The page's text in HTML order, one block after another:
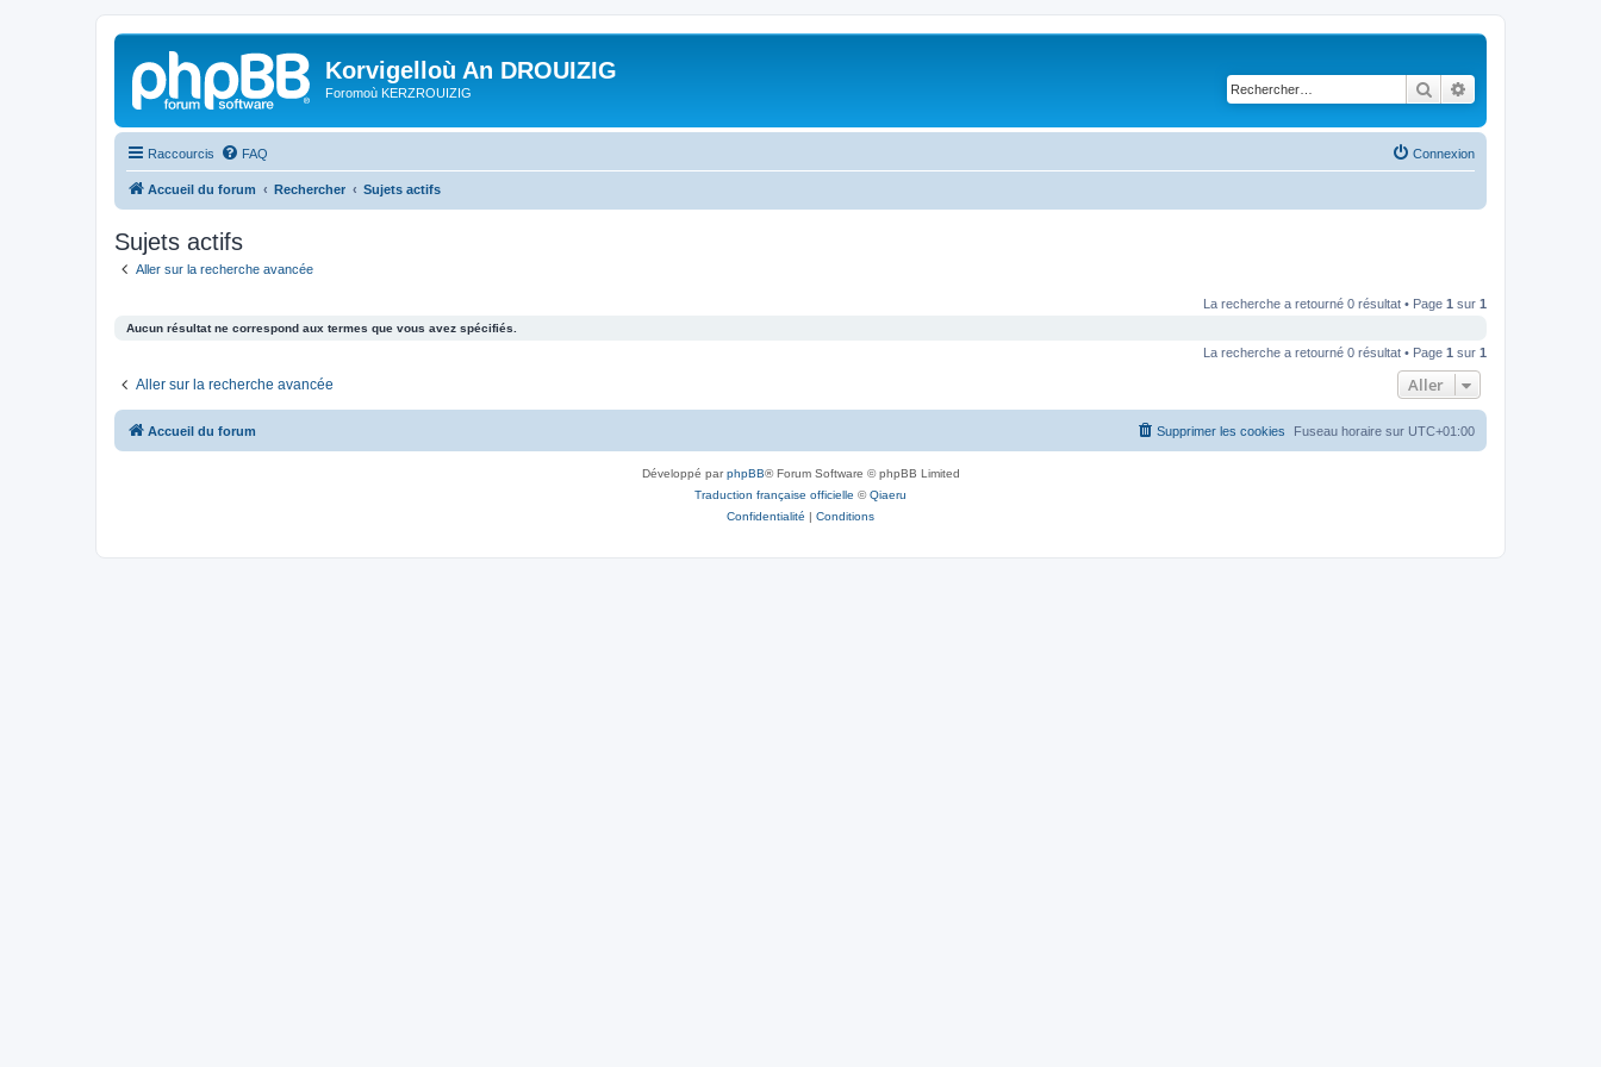
Korvigelloù An DROUIZIG
Foromoù KERZROUIZIG Rechercher
Raccourcis FAQ Connexion
Accueil du forum Rechercher Sujets actifs
Sujets actifs
Aller sur la recherche avancée
La recherche a retourné 0 résultat • Page 1 sur 1
Aucun résultat ne correspond aux termes que vous avez spécifiés.
La recherche a retourné 0 résultat • Page 1 sur 1
Aller sur la recherche avancée Aller
Accueil du forum Fuseau horaire sur UTC+01:00
Supprimer les cookies
Développé parphpBB® Forum Software © phpBB Limited
Traduction française officielle ©Qiaeru
Confidentialité | Conditions